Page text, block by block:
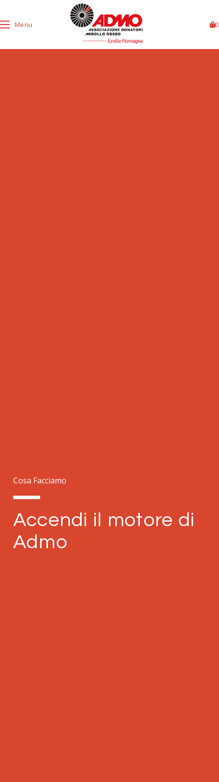
Menu 0
Cosa Facciamo
Accendi il motore di
Admo